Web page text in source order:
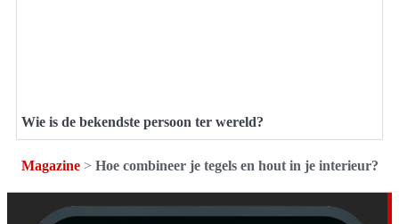
Wie is de bekendste persoon ter wereld?
Magazine> Hoe combineer je tegels en hout in je interieur?